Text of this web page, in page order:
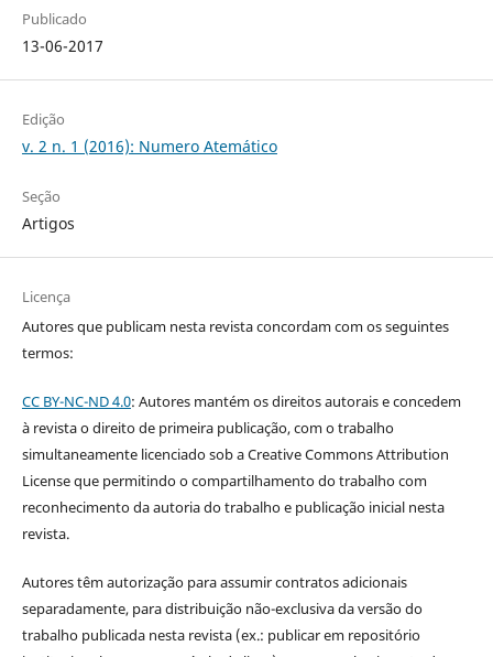
Publicado
13-06-2017
Edição
v. 2 n. 1 (2016): Numero Atemático
Seção
Artigos
Licença
Autores que publicam nesta revista concordam com os seguintes
termos:
CC BY-NC-ND 4.0: Autores mantém os direitos autorais e concedem
à revista o direito de primeira publicação, com o trabalho
simultaneamente licenciado sob a Creative Commons Attribution
License que permitindo o compartilhamento do trabalho com
reconhecimento da autoria do trabalho e publicação inicial nesta
revista.
Autores têm autorização para assumir contratos adicionais
separadamente, para distribuição não-exclusiva da versão do
trabalho publicada nesta revista (ex.: publicar em repositório